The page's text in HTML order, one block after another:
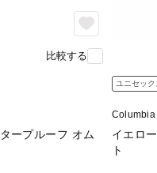
比較する
ープルーフ オム
ユニセック
Columbia
イエロ
ト